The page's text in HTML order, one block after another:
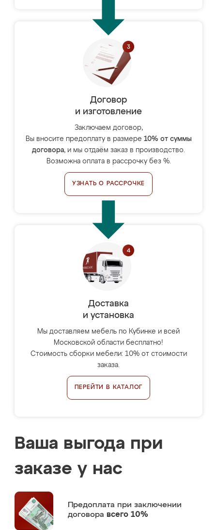
Договор
и изготовление
Заключаем договор,
Вы вносите предоплату в размере 10% от суммы
договора, и мы отдаём заказ в производство.
Возможна оплата в рассрочку без %.
УЗНАТЬ О РАССРОЧКЕ
Доставка
и установка
Мы доставляем мебель по Кубинке и всей
Московской области бесплатно!
Стоимость сборки мебели: 10% от стоимости
заказа.
ПЕРЕЙТИ В КАТАЛОГ
Ваша выгода при
заказе у нас
Предоплата при заключении
договора всего 10%